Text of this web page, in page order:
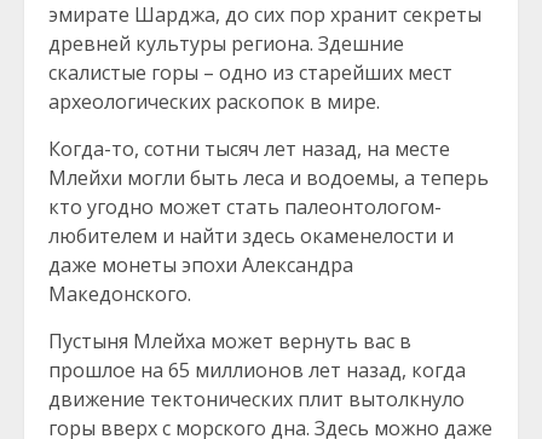
эмирате Шарджа, до сих пор хранит секреты
древней культуры региона. Здешние
скалистые горы – одно из старейших мест
археологических раскопок в мире.
Когда-то, сотни тысяч лет назад, на месте
Млейхи могли быть леса и водоемы, а теперь
кто угодно может стать палеонтологом-
любителем и найти здесь окаменелости и
даже монеты эпохи Александра
Македонского.
Пустыня Млейха может вернуть вас в
прошлое на 65 миллионов лет назад, когда
движение тектонических плит вытолкнуло
горы вверх с морского дна. Здесь можно даже